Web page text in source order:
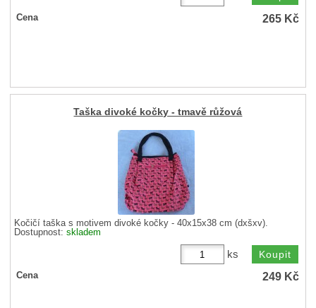
Cena 265 Kč
Taška divoké kočky - tmavě růžová
Kočičí taška s motivem divoké kočky - 40x15x38 cm (dxšxv).
Dostupnost:skladem
ks
Cena 249 Kč